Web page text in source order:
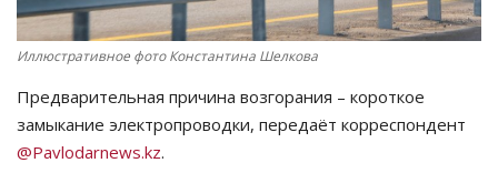
OFFICIAL
Курултай
Язык
Иллюстративное фото Константина Шелкова
Предварительная причина возгорания – короткое
замыкание электропроводки, передаёт корреспондент
@Pavlodarnews.kz.